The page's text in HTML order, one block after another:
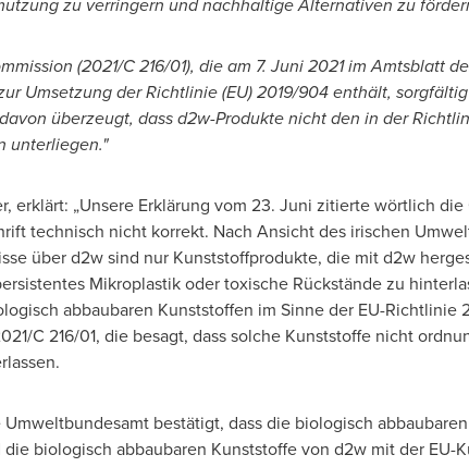
(2021/C 216/01), die am 7. Juni 2021 im Amtsblatt
Umsetzung der Richtlinie (EU) 2019/904 enthält,
überzeugt, dass d2w-Produkte nicht den in der
unterliegen."
, erklärt: „Unsere Erklärung vom 23. Juni zitierte wörtlich
technisch nicht korrekt. Nach Ansicht des irischen
über d2w sind nur Kunststoffprodukte, die mit d2w
Mikroplastik oder toxische Rückstände zu
abbaubaren Kunststoffen im Sinne der EU-Richtlinie
C 216/01, die besagt, dass solche Kunststoffe nicht
bestätigt, dass die biologisch
biologisch abbaubaren Kunststoffe von d2w mit der EU-